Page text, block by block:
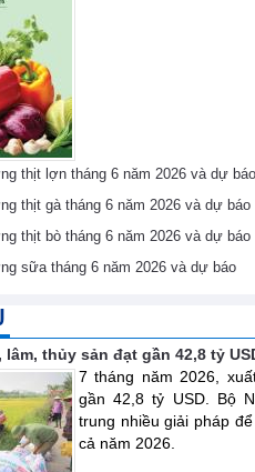
thịt lợn tháng 6 năm 2026 và dự báo
thịt gà tháng 6 năm 2026 và dự báo
thịt bò tháng 6 năm 2026 và dự báo
sữa tháng 6 năm 2026 và dự báo
thủy sản đạt gần 42,8 tỷ
7 tháng năm 2026,
gần 42,8 tỷ USD. Bộ
trung nhiều giải pháp
cả năm 2026.